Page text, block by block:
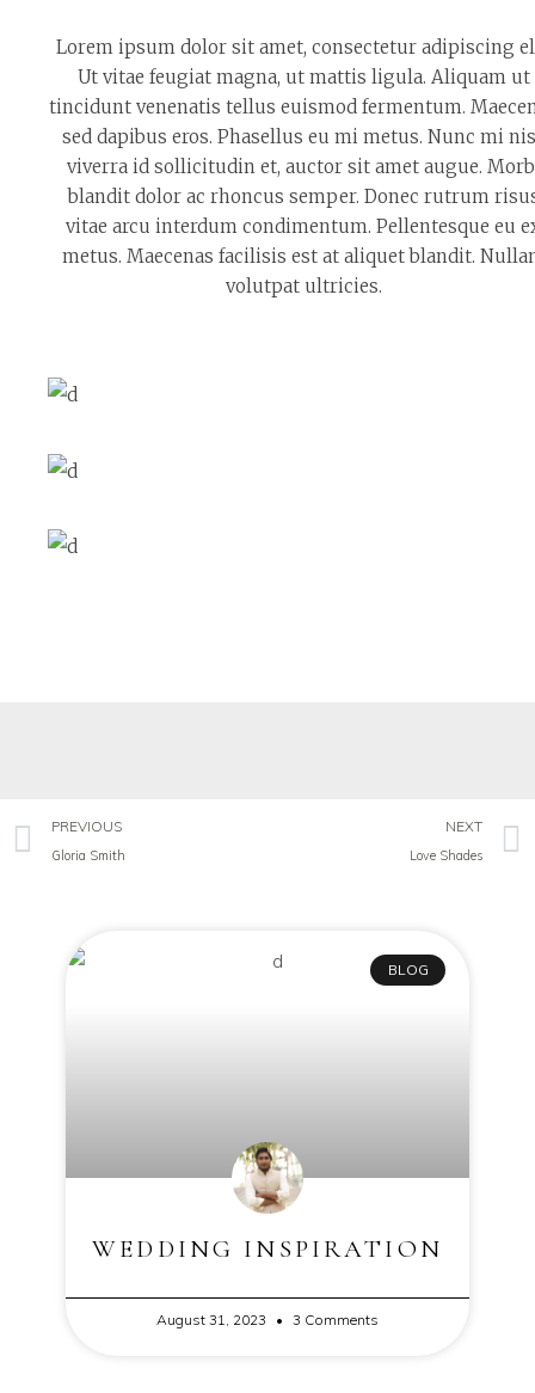
Lorem ipsum dolor sit amet, consectetur adipiscing
Ut vitae feugiat magna, ut mattis ligula. Aliquam ut
tincidunt venenatis tellus euismod fermentum.
sed dapibus eros. Phasellus eu mi metus. Nunc mi
viverra id sollicitudin et, auctor sit amet augue.
blandit dolor ac rhoncus semper. Donec rutrum
vitae arcu interdum condimentum. Pellentesque eu
metus. Maecenas facilisis est at aliquet blandit.
volutpat ultricies.
PREVIOUS
Gloria Smith
NEXT
Love Shades
BLOG
WEDDING INSPIRATION
August 31, 2023 3 Comments